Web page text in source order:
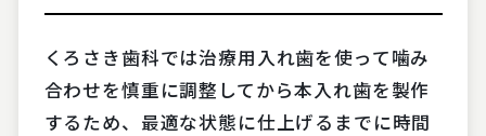
くろさき歯科では治療用入れ歯を使って噛み
合わせを慎重に調整してから本入れ歯を製作
するため、最適な状態に仕上げるまでに時間